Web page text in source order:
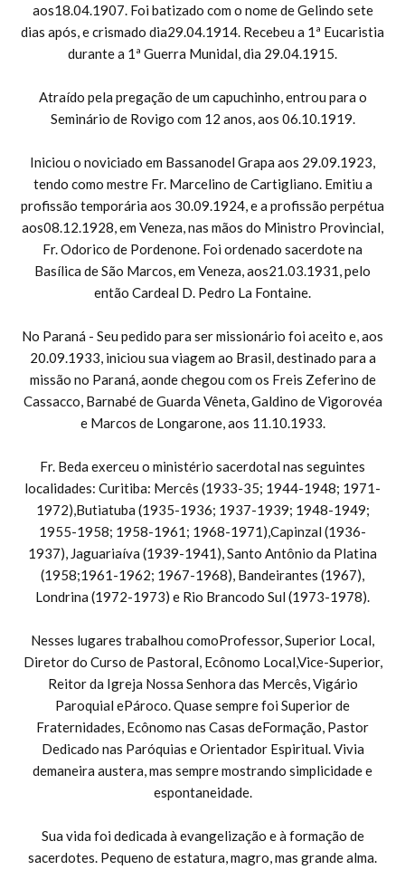
aos18.04.1907. Foi batizado com o nome de Gelindo sete
dias após, e crismado dia29.04.1914. Recebeu a 1ª Eucaristia
durante a 1ª Guerra Munidal, dia 29.04.1915.
Atraído pela pregação de um capuchinho, entrou para o
Seminário de Rovigo com 12 anos, aos 06.10.1919.
Iniciou o noviciado em Bassanodel Grapa aos 29.09.1923,
tendo como mestre Fr. Marcelino de Cartigliano. Emitiu a
profissão temporária aos 30.09.1924, e a profissão perpétua
aos08.12.1928, em Veneza, nas mãos do Ministro Provincial,
Fr. Odorico de Pordenone. Foi ordenado sacerdote na
Basílica de São Marcos, em Veneza, aos21.03.1931, pelo
então Cardeal D. Pedro La Fontaine.
No Paraná - Seu pedido para ser missionário foi aceito e, aos
20.09.1933, iniciou sua viagem ao Brasil, destinado para a
missão no Paraná, aonde chegou com os Freis Zeferino de
Cassacco, Barnabé de Guarda Vêneta, Galdino de Vigorovéa
e Marcos de Longarone, aos 11.10.1933.
Fr. Beda exerceu o ministério sacerdotal nas seguintes
localidades: Curitiba: Mercês (1933-35; 1944-1948; 1971-
1972),Butiatuba (1935-1936; 1937-1939; 1948-1949;
1955-1958; 1958-1961; 1968-1971),Capinzal (1936-
1937), Jaguariaíva (1939-1941), Santo Antônio da Platina
(1958;1961-1962; 1967-1968), Bandeirantes (1967),
Londrina (1972-1973) e Rio Brancodo Sul (1973-1978).
Nesses lugares trabalhou comoProfessor, Superior Local,
Diretor do Curso de Pastoral, Ecônomo Local,Vice-Superior,
Reitor da Igreja Nossa Senhora das Mercês, Vigário
Paroquial ePároco. Quase sempre foi Superior de
Fraternidades, Ecônomo nas Casas deFormação, Pastor
Dedicado nas Paróquias e Orientador Espiritual. Vivia
demaneira austera, mas sempre mostrando simplicidade e
espontaneidade.
Sua vida foi dedicada à evangelização e à formação de
sacerdotes. Pequeno de estatura, magro, mas grande alma.